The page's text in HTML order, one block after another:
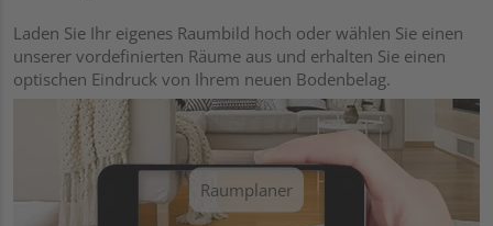
Laden Sie Ihr eigenes Raumbild hoch oder wählen Sie einen
unserer vordefinierten Räume aus und erhalten Sie einen
optischen Eindruck von Ihrem neuen Bodenbelag.
Raumplaner